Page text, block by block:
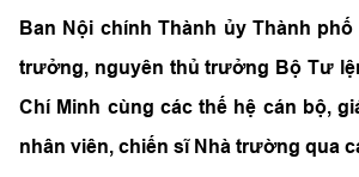
Ban Nội chính Thành ủy Thành
trưởng, nguyên thủ trưởng Bộ Tư
Chí Minh cùng các thế hệ cán bộ,
nhân viên, chiến sĩ Nhà trường qua